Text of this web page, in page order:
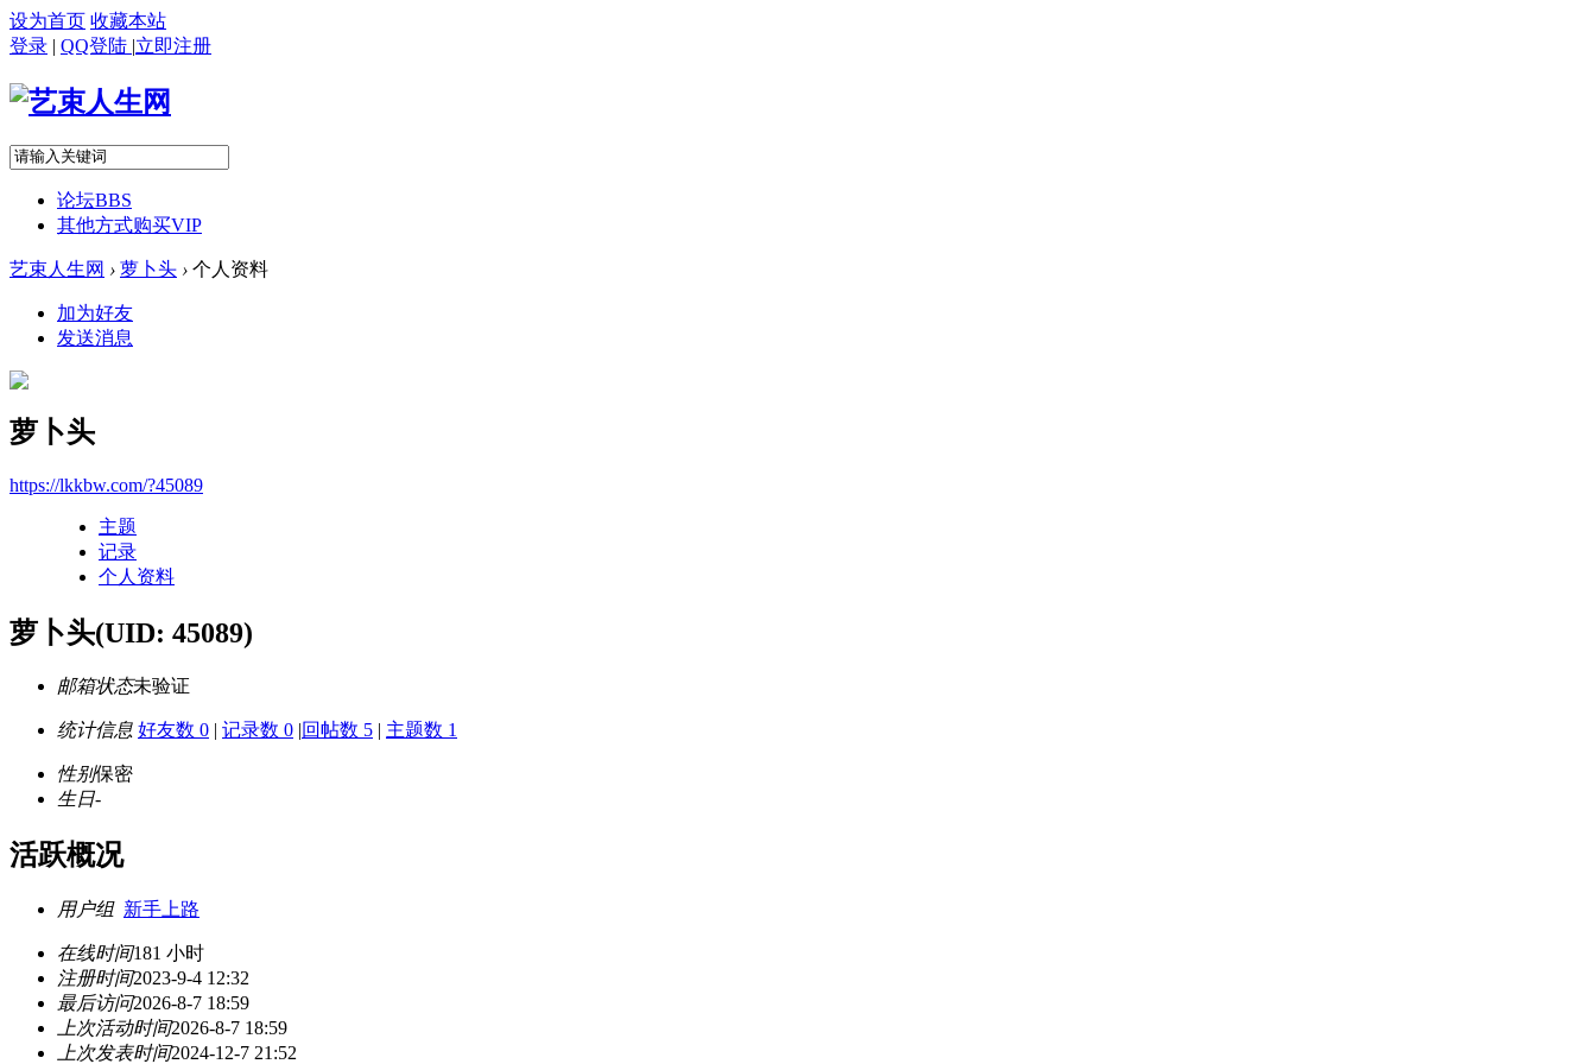
设为首页 收藏本站
登录 | QQ登陆 |立即注册
论坛BBS
其他方式购买VIP
艺束人生网 › 萝卜头 › 个人资料
加为好友
发送消息
萝卜头
https://lkkbw.com/?45089
主题
记录
个人资料
萝卜头(UID: 45089)
邮箱状态未验证
统计信息 好友数 0 | 记录数 0 |回帖数 5 | 主题数 1
性别保密
生日-
活跃概况
用户组 新手上路
在线时间181 小时
注册时间2023-9-4 12:32
最后访问2026-8-7 18:59
上次活动时间2026-8-7 18:59
上次发表时间2024-12-7 21:52